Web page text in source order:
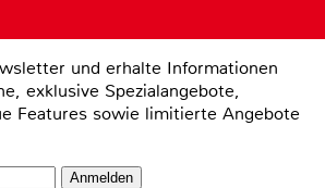
und erhalte Informationen
exklusive Spezialangebote,
Features sowie limitierte Angebote